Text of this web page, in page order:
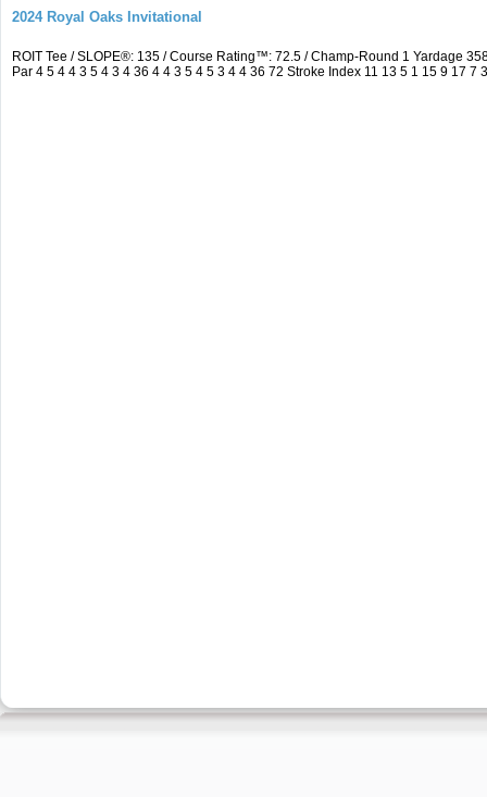
2024 Royal Oaks Invitational
ROIT Tee / SLOPE®: 135 / Course Rating™: 72.5 / Champ-Round 1 Yardage
Par 4 5 4 4 3 5 4 3 4 36 4 4 3 5 4 5 3 4 4 36 72 Stroke Index 11 13 5 1 15 9 17 7